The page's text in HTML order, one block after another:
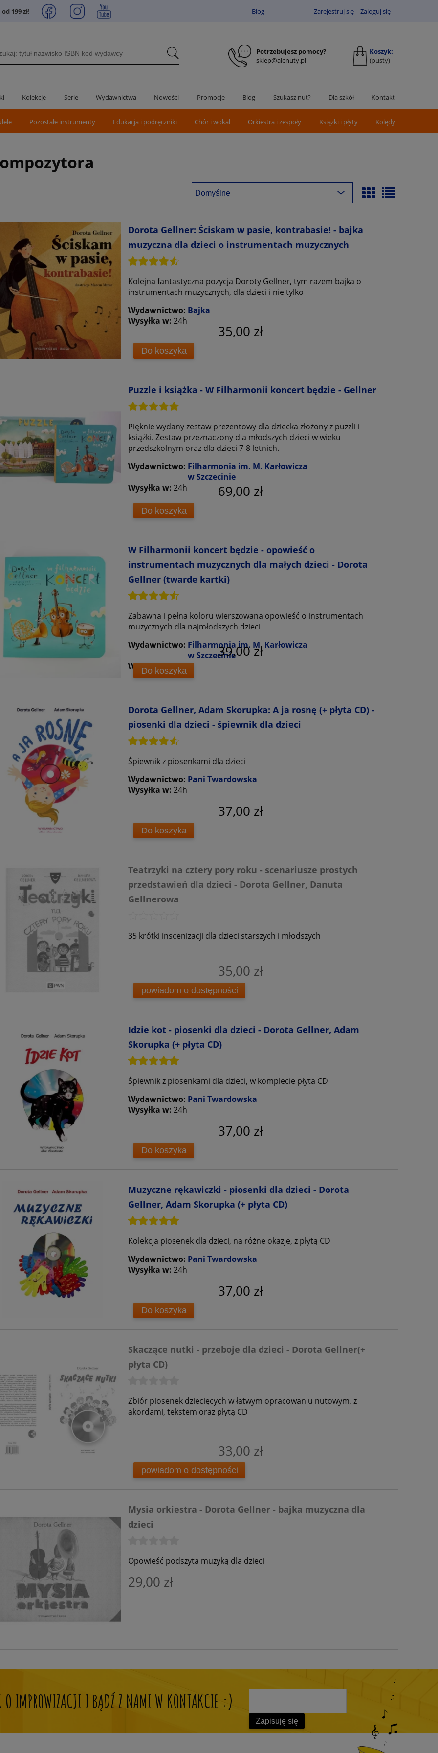
199 zł! Blog Zarejestruj się Zaloguj się
Potrzebujesz pomocy?
sklep@alenuty.pl
Koszyk:
(pusty)
Kolekcje Serie Wydawnictwa Nowości Promocje Blog Szukasz nut? Dla szkół Kontakt
Pozostałe instrumenty Edukacja i podręczniki Chór i wokal Orkiestra i zespoły Książki i płyty Kolędy
Dorota Gellner: Ściskam w pasie, kontrabasie! - bajka
muzyczna dla dzieci o instrumentach muzycznych
Kolejna fantastyczna pozycja Doroty Gellner, tym razem bajka o
instrumentach muzycznych, dla dzieci i nie tylko
Wydawnictwo: Bajka
Wysyłka w: 24h
35,00 zł
Do koszyka
Puzzle i książka - W Filharmonii koncert będzie - Gellner
Pięknie wydany zestaw prezentowy dla dziecka złożony z puzzli i
książki. Zestaw przeznaczony dla młodszych dzieci w wieku
przedszkolnym oraz dla dzieci 7-8 letnich.
Wydawnictwo: Filharmonia im. M. Karłowicza
w Szczecinie
Wysyłka w: 24h 69,00 zł
Do koszyka
W Filharmonii koncert będzie - opowieść o
instrumentach muzycznych dla małych dzieci - Dorota
Gellner (twarde kartki)
Zabawna i pełna koloru wierszowana opowieść o instrumentach
muzycznych dla najmłodszych dzieci
Wydawnictwo: Filharmonia im. M. Karłowicza
w Szczecinie
Wysyłka w:24h
39,00 zł
Do koszyka
Dorota Gellner, Adam Skorupka: A ja rosnę (+ płyta CD) -
piosenki dla dzieci - śpiewnik dla dzieci
Śpiewnik z piosenkami dla dzieci
Wydawnictwo: Pani Twardowska
Wysyłka w: 24h
37,00 zł
Do koszyka
Teatrzyki na cztery pory roku - scenariusze prostych
przedstawień dla dzieci - Dorota Gellner, Danuta
Gellnerowa
35 krótki inscenizacji dla dzieci starszych i młodszych
35,00 zł
powiadom o dostępności
Idzie kot - piosenki dla dzieci - Dorota Gellner, Adam
Skorupka (+ płyta CD)
Śpiewnik z piosenkami dla dzieci, w komplecie płyta CD
Wydawnictwo: Pani Twardowska
Wysyłka w: 24h
37,00 zł
Do koszyka
Muzyczne rękawiczki - piosenki dla dzieci - Dorota
Gellner, Adam Skorupka (+ płyta CD)
Kolekcja piosenek dla dzieci, na różne okazje, z płytą CD
Wydawnictwo: Pani Twardowska
Wysyłka w: 24h
37,00 zł
Do koszyka
Skaczące nutki - przeboje dla dzieci - Dorota Gellner(+
płyta CD)
Zbiór piosenek dziecięcych w łatwym opracowaniu nutowym, z
akordami, tekstem oraz płytą CD
33,00 zł
powiadom o dostępności
Mysia orkiestra - Dorota Gellner - bajka muzyczna dla
dzieci
Opowieść podszyta muzyką dla dzieci
29,00 zł
O IMPROWIZACJI I BĄDŹ Z NAMI W KONTAKCIE :)
Zapisuję się